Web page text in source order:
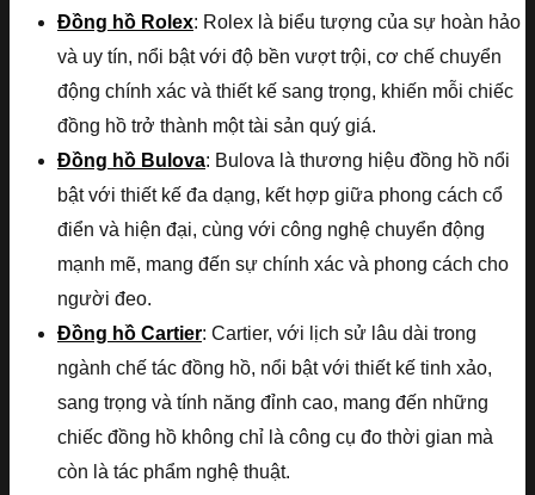
Đồng hồ Rolex: Rolex là biểu tượng của sự hoàn hảo
và uy tín, nổi bật với độ bền vượt trội, cơ chế chuyển
động chính xác và thiết kế sang trọng, khiến mỗi chiếc
đồng hồ trở thành một tài sản quý giá.
Đồng hồ Bulova: Bulova là thương hiệu đồng hồ nổi
bật với thiết kế đa dạng, kết hợp giữa phong cách cổ
điển và hiện đại, cùng với công nghệ chuyển động
mạnh mẽ, mang đến sự chính xác và phong cách cho
người đeo.
Đồng hồ Cartier: Cartier, với lịch sử lâu dài trong
ngành chế tác đồng hồ, nổi bật với thiết kế tinh xảo,
sang trọng và tính năng đỉnh cao, mang đến những
chiếc đồng hồ không chỉ là công cụ đo thời gian mà
còn là tác phẩm nghệ thuật.